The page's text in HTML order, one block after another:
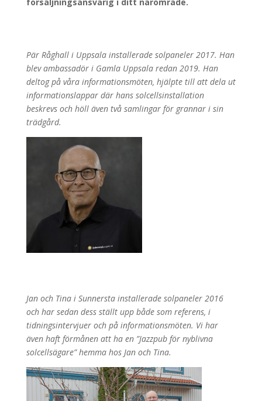
Pär Råghall i Uppsala installerade solpaneler 2017. Han
blev ambassadör i Gamla Uppsala redan 2019. Han
deltog på våra informationsmöten, hjälpte till att dela ut
informationslappar där hans solcellsinstallation
beskrevs och höll även två samlingar för grannar i sin
trädgård.
Jan och Tina i Sunnersta installerade solpaneler 2016
och har sedan dess ställt upp både som referens, i
tidningsintervjuer och på informationsmöten. Vi har
även haft förmånen att ha en ”Jazzpub för nyblivna
solcellsägare” hemma hos Jan och Tina.